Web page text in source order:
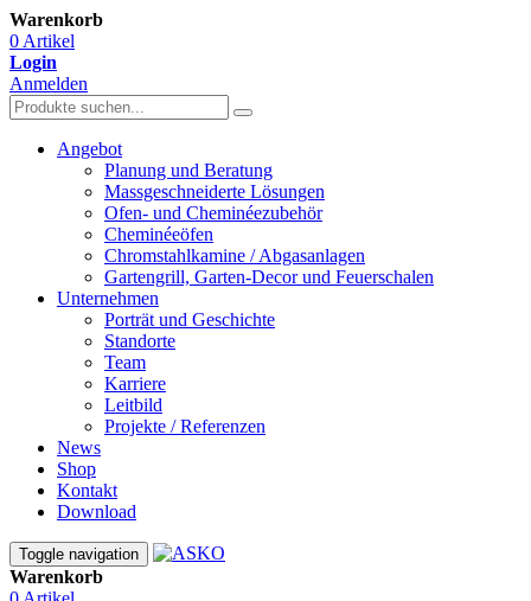
Warenkorb
0 Artikel
Login
Anmelden
Angebot
Planung und Beratung
Massgeschneiderte Lösungen
Ofen- und Cheminéezubehör
Cheminéeöfen
Chromstahlkamine / Abgasanlagen
Gartengrill, Garten-Decor und Feuerschalen
Unternehmen
Porträt und Geschichte
Standorte
Team
Karriere
Leitbild
Projekte / Referenzen
News
Shop
Kontakt
Download
Toggle navigation
Warenkorb